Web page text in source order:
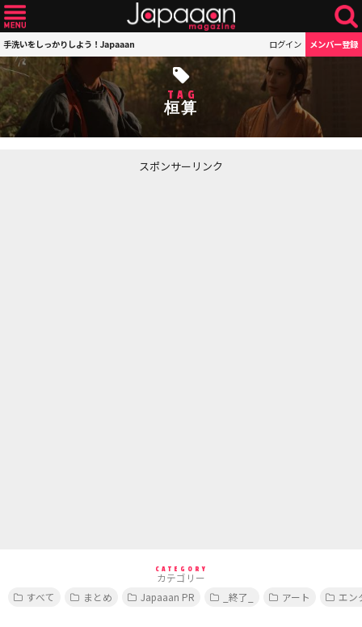
手洗いをしっかりしよう！Japaaan ログイン メンバー登録
TAG
桓算
スポンサーリンク
CATEGORY
カテゴリー
すべて
まとめ Japaaan PR _終了_ アート エン